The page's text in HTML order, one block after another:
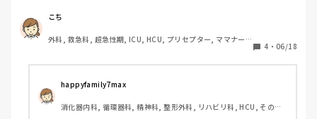
こち
外科, 救急科, 超急性期, ICU, HCU, プリセプター, ママナー
4 ・ 06/18
happyfamily7max
消化器内科, 循環器科, 精神科, 整形外科, リハビリ科, HCU, その他